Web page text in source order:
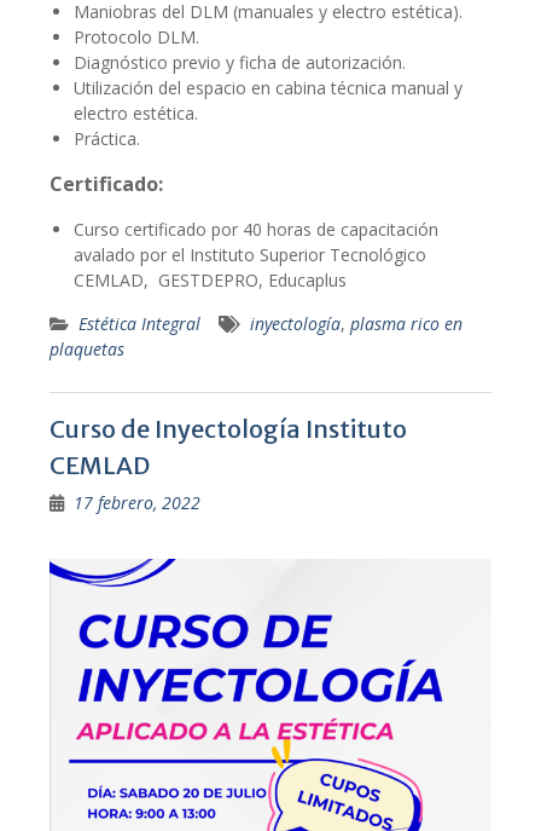
Maniobras del DLM (manuales y electro estética).
Protocolo DLM.
Diagnóstico previo y ficha de autorización.
Utilización del espacio en cabina técnica manual y
electro estética.
Práctica.
Certificado:
Curso certificado por 40 horas de capacitación
avalado por el Instituto Superior Tecnológico
CEMLAD, GESTDEPRO, Educaplus
Estética Integral
inyectología, plasma rico en
plaquetas
Curso de Inyectología Instituto
CEMLAD
17 febrero, 2022